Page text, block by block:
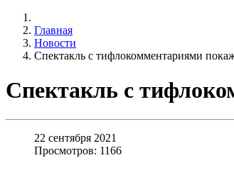
Главная
Новости
Спектакль с тифлокомментариями
Спектакль с
22 сентября 2021
Просмотров: 1166